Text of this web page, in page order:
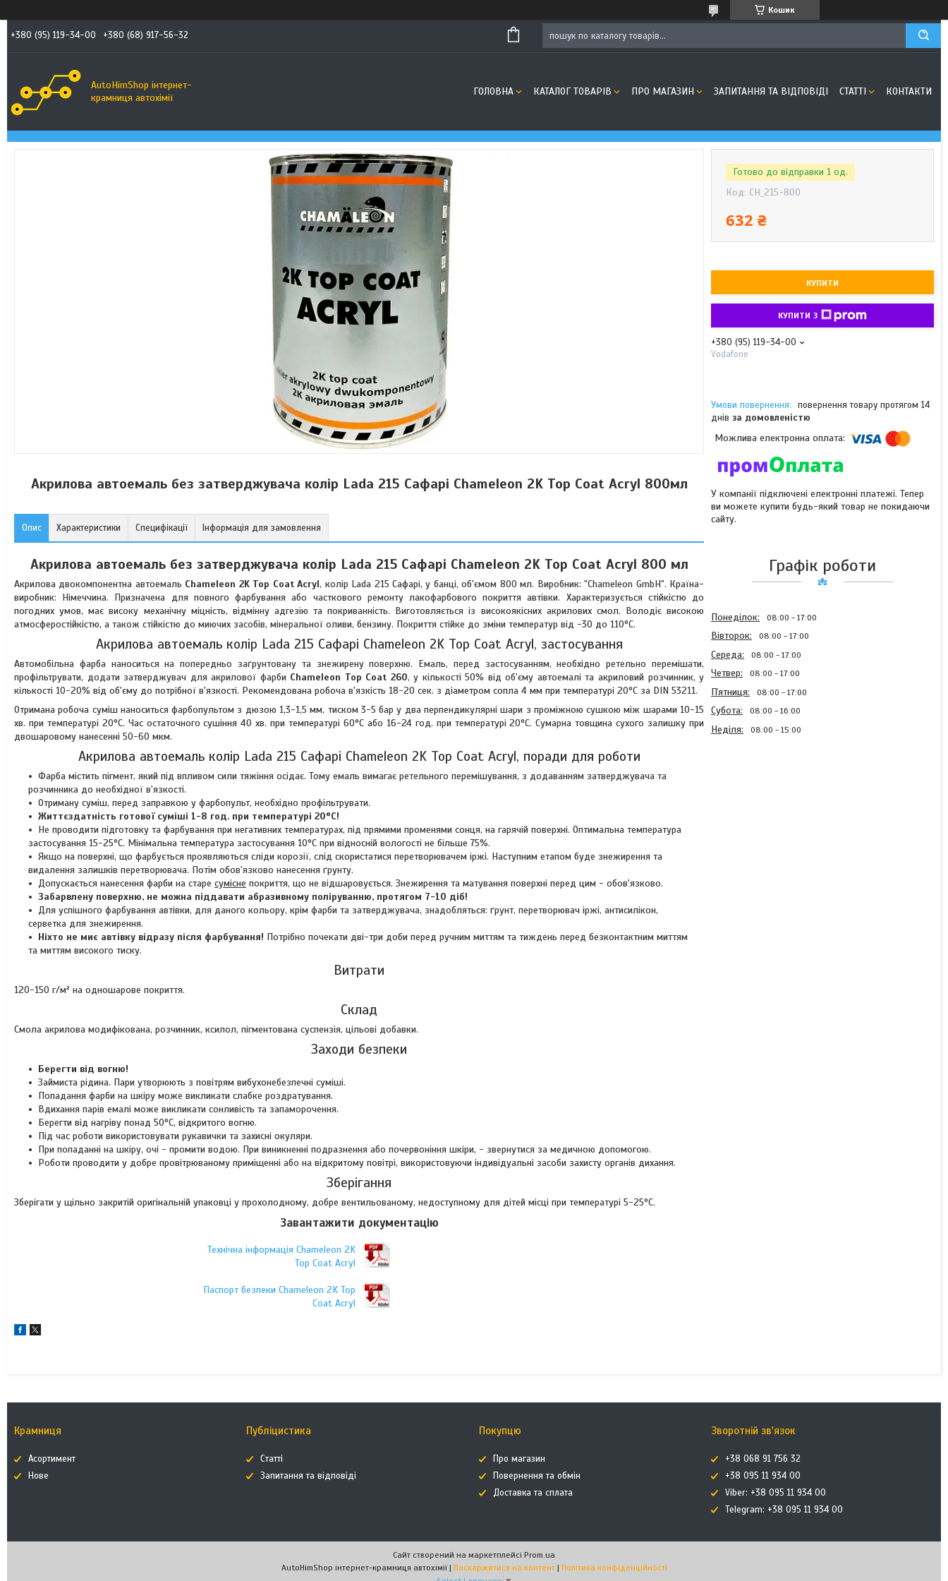
Кошик
+380 (95) 119-34-00 +380 (68) 917-56-32
AutoHimShop інтернет-
крамниця автохімії
ГОЛОВНА КАТАЛОГ ТОВАРІВ ПРО МАГАЗИН ЗАПИТАННЯ ТА ВІДПОВІДІ СТАТТІ КОНТАКТИ
Акрилова автоемаль без затверджувача колір Lada 215 Сафарі Chameleon 2K Top Coat Acryl 800мл
Опис Характеристики Специфікації Інформація для замовлення
Акрилова автоемаль без затверджувача колір Lada 215 Сафарі Chameleon 2K Top Coat Acryl 800 мл
Акрилова двокомпонентна автоемаль Chameleon 2K Top Coat Acryl, колір Lada 215 Сафарі, у банці, об'ємом 800 мл. Виробник: "Chameleon GmbH". Країна-
виробник: Німеччина. Призначена для повного фарбування або часткового ремонту лакофарбового покриття автівки. Характеризується стійкістю до
погодних умов, має високу механічну міцність, відмінну адгезію та покриванність. Виготовляється із високоякісних акрилових смол. Володіє високою
атмосферостійкістю, а також стійкістю до миючих засобів, мінеральної оливи, бензину. Покриття стійке до зміни температур від -30 до 110°C.
Акрилова автоемаль колір Lada 215 Сафарі Chameleon 2K Top Coat Acryl, застосування
Автомобільна фарба наноситься на попередньо заґрунтовану та знежирену поверхню. Емаль, перед застосуванням, необхідно ретельно перемішати,
профільтрувати, додати затверджувач для акрилової фарби Chameleon Top Coat 260, у кількості 50% від об'єму автоемалі та акриловий розчинник, у
кількості 10-20% від об'єму до потрібної в'язкості. Рекомендована робоча в'язкість 18-20 сек. з діаметром сопла 4 мм при температурі 20°C за DIN 53211.
Отримана робоча суміш наноситься фарбопультом з дюзою 1,3-1,5 мм, тиском 3-5 бар у два перпендикулярні шари з проміжною сушкою між шарами 10-15
хв. при температурі 20°C. Час остаточного сушіння 40 хв. при температурі 60°C або 16-24 год. при температурі 20°C. Сумарна товщина сухого залишку при
двошаровому нанесенні 50-60 мкм.
Акрилова автоемаль колір Lada 215 Сафарі Chameleon 2K Top Coat Acryl, поради для роботи
Фарба містить пігмент, який під впливом сили тяжіння осідає. Тому емаль вимагає ретельного перемішування, з додаванням затверджувача та
розчинника до необхідної в'язкості.
Отриману суміш, перед заправкою у фарбопульт, необхідно профільтрувати.
Життєздатність готової суміші 1-8 год. при температурі 20°C!
Не проводити підготовку та фарбування при негативних температурах, під прямими променями сонця, на гарячій поверхні. Оптимальна температура
застосування 15-25°C. Мінімальна температура застосування 10°C при відносній вологості не більше 75%.
Якщо на поверхні, що фарбується проявляються сліди корозії, слід скористатися перетворювачем іржі. Наступним етапом буде знежирення та
видалення залишків перетворювача. Потім обов'язково нанесення ґрунту.
Допускається нанесення фарби на старе сумісне покриття, що не відшаровується. Знежирення та матування поверхні перед цим - обов'язково.
Забарвлену поверхню, не можна піддавати абразивному поліруванню, протягом 7-10 діб!
Для успішного фарбування автівки, для даного кольору, крім фарби та затверджувача, знадобляться: ґрунт, перетворювач іржі, антисилікон,
серветка для знежирення.
Ніхто не миє автівку відразу після фарбування! Потрібно почекати дві-три доби перед ручним миттям та тиждень перед безконтактним миттям
та миттям високого тиску.
Витрати
120-150 г/м² на одношарове покриття.
Склад
Смола акрилова модифікована, розчинник, ксилол, пігментована суспензія, цільові добавки.
Заходи безпеки
Берегти від вогню!
Займиста рідина. Пари утворюють з повітрям вибухонебезпечні суміші.
Попадання фарби на шкіру може викликати слабке роздратування.
Вдихання парів емалі може викликати сонливість та запаморочення.
Берегти від нагріву понад 50°C, відкритого вогню.
Під час роботи використовувати рукавички та захисні окуляри.
При попаданні на шкіру, очі - промити водою. При виникненні подразнення або почервоніння шкіри, - звернутися за медичною допомогою.
Роботи проводити у добре провітрюваному приміщенні або на відкритому повітрі, використовуючи індивідуальні засоби захисту органів дихання.
Зберігання
Зберігати у щільно закритій оригінальній упаковці у прохолодному, добре вентильованому, недоступному для дітей місці при температурі 5-25°C.
Завантажити документацію
Технічна інформація Chameleon 2K
Top Coat Acryl
Паспорт безпеки Chameleon 2K Top
Coat Acryl
Готово до відправки 1 од.
Код: CH_215-800
632 ₴
КУПИТИ
КУПИТИ З
+380 (95) 119-34-00
Vodafone
повернення товару протягом 14
днів за домовленістю
У компанії підключені електронні платежі. Тепер
ви можете купити будь-який товар не покидаючи
сайту.
Графік роботи
Понеділок 08:00 17:00
Вівторок 08:00 17:00
Середа 08:00 17:00
Четвер 08:00 17:00
Пʼятниця 08:00 17:00
Субота 08:00 16:00
Неділя 08:00 15:00
Крамниця
Асортимент
Нове
Публіцистика
Статті
Запитання та відповіді
Покупцю
Про магазин
Повернення та обмін
Доставка та сплата
Зворотній зв'язок
+38 068 91 756 32
+38 095 11 934 00
Viber: +38 095 11 934 00
Telegram: +38 095 11 934 00
Сайт створений на маркетплейсі Prom.ua
AutoHimShop інтернет-крамниця автохімії | Поскаржитися на контент | Політика конфіденційності